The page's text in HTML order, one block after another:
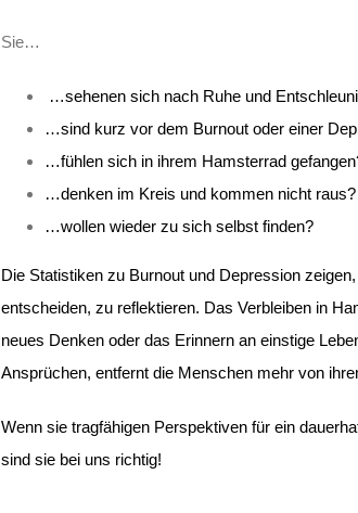
Sie…
…sehenen sich nach Ruhe und
…sind kurz vor dem Burnout oder einer
…fühlen sich in ihrem Hamsterrad
…denken im Kreis und kommen nicht raus?
…wollen wieder zu sich selbst finden?
Die Statistiken zu Burnout und Depression
entscheiden, zu reflektieren. Das Verbleiben in
neues Denken oder das Erinnern an einstige
Ansprüchen, entfernt die Menschen mehr von
Wenn sie tragfähigen Perspektiven für ein
sind sie bei uns richtig!